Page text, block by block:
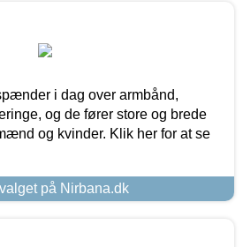
i dag over armbånd,
og de fører store og brede
og kvinder. Klik her for at se
på Nirbana.dk